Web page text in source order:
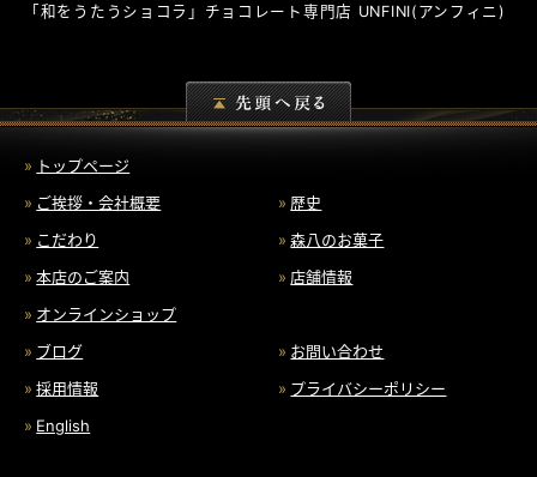
「和をうたうショコラ」チョコレート専門店 UNFINI(アンフィニ)
トップページ
ご挨拶・会社概要
歴史
こだわり
森八のお菓子
本店のご案内
店舗情報
オンラインショップ
ブログ
お問い合わせ
採用情報
プライバシーポリシー
English